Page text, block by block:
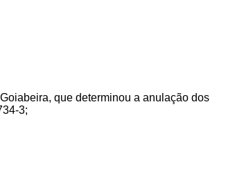
que determinou a anulação dos
3;